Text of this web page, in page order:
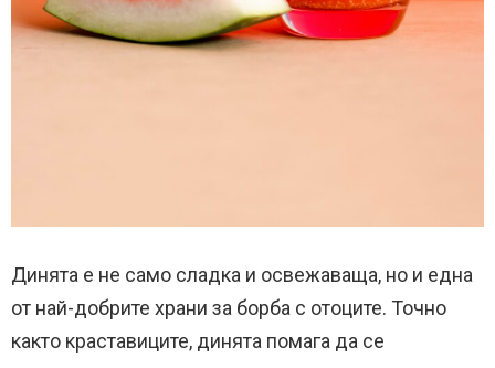
Динята е не само сладка и освежаваща, но и една
от най-добрите храни за борба с отоците. Точно
както краставиците, динята помага да се